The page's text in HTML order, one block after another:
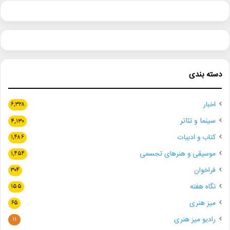
دسته بندی
اخبار ۶,۳۲۸
سینما و تئاتر ۴,۱۳۰
کتاب و ادبیات ۱,۴۸۶
موسیقی و هنرهای تجسمی ۱,۴۵۴
فراخوان ۳۰۴
نگاه هفته ۱۵۵
میز هنری ۶۵
رادیو میز هنری ۱۱